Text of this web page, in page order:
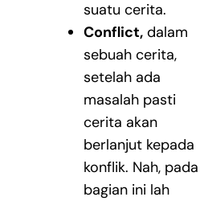
suatu cerita.
Conflict,dalam
sebuah cerita,
setelah ada
masalah pasti
cerita akan
berlanjut kepada
konflik. Nah, pada
bagian ini lah